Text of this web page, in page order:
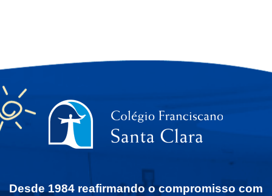
Desde 1984 reafirmando o compromisso com